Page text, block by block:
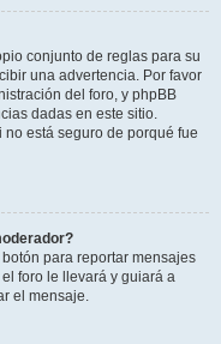
conjunto de reglas para su
una advertencia. Por favor
del foro, y phpBB
dadas en este sitio.
está seguro de porqué fue
para reportar mensajes
foro le llevará y guiará a
el mensaje.